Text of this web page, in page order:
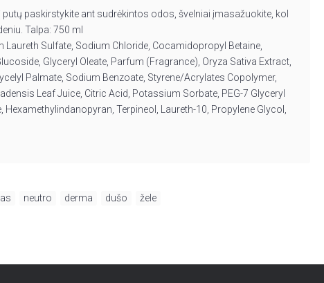
putų paskirstykite ant sudrėkintos odos, švelniai įmasažuokite, kol
Talpa: 750 ml
Laureth Sulfate, Sodium Chloride, Cocamidopropyl Betaine,
Glyceryl Oleate, Parfum (Fragrance), Oryza Sativa Extract,
Palmate, Sodium Benzoate, Styrene/Acrylates Copolymer,
Leaf Juice, Citric Acid, Potassium Sorbate, PEG-7 Glyceryl
Hexamethylindanopyran, Terpineol, Laureth-10, Propylene Glycol,
neutro derma dušo žele